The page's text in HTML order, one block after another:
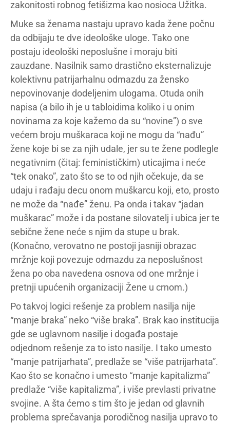
zakonitosti robnog fetišizma kao nosioca Užitka.
Muke sa ženama nastaju upravo kada žene počnu
da odbijaju te dve ideološke uloge. Tako one
postaju ideološki neposlušne i moraju biti
zauzdane. Nasilnik samo drastično eksternalizuje
kolektivnu patrijarhalnu odmazdu za žensko
nepovinovanje dodeljenim ulogama. Otuda onih
napisa (a bilo ih je u tabloidima koliko i u onim
novinama za koje kažemo da su “novine”) o sve
većem broju muškaraca koji ne mogu da “nađu”
žene koje bi se za njih udale, jer su te žene podlegle
negativnim (čitaj: feminističkim) uticajima i neće
“tek onako”, zato što se to od njih očekuje, da se
udaju i rađaju decu onom muškarcu koji, eto, prosto
ne može da “nađe” ženu. Pa onda i takav “jadan
muškarac” može i da postane silovatelj i ubica jer te
sebične žene neće s njim da stupe u brak.
(Konačno, verovatno ne postoji jasniji obrazac
mržnje koji povezuje odmazdu za neposlušnost
žena po oba navedena osnova od one mržnje i
pretnji upućenih organizaciji Žene u crnom.)
Po takvoj logici rešenje za problem nasilja nije
“manje braka” neko “više braka”. Brak kao institucija
gde se uglavnom nasilje i događa postaje
odjednom rešenje za to isto nasilje. I tako umesto
“manje patrijarhata”, predlaže se “više patrijarhata”.
Kao što se konačno i umesto “manje kapitalizma”
predlaže “više kapitalizma”, i više prevlasti privatne
svojine. A šta ćemo s tim što je jedan od glavnih
problema sprečavanja porodičnog nasilja upravo to